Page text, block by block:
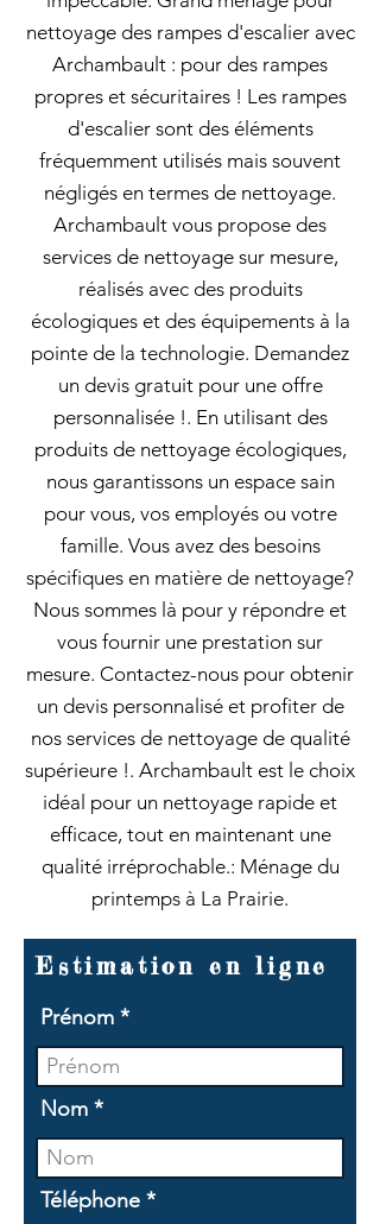
nettoyage des rampes d'escalier avec
Archambault : pour des rampes
propres et sécuritaires ! Les rampes
d'escalier sont des éléments
fréquemment utilisés mais souvent
négligés en termes de nettoyage.
Archambault vous propose des
services de nettoyage sur mesure,
réalisés avec des produits
écologiques et des équipements à la
pointe de la technologie. Demandez
un devis gratuit pour une offre
personnalisée !. En utilisant des
produits de nettoyage écologiques,
nous garantissons un espace sain
pour vous, vos employés ou votre
famille. Vous avez des besoins
spécifiques en matière de nettoyage?
Nous sommes là pour y répondre et
vous fournir une prestation sur
mesure. Contactez-nous pour obtenir
un devis personnalisé et profiter de
nos services de nettoyage de qualité
supérieure !. Archambault est le choix
idéal pour un nettoyage rapide et
efficace, tout en maintenant une
qualité irréprochable.: Ménage du
printemps à La Prairie.
Estimation en ligne
Prénom
Nom
Téléphone